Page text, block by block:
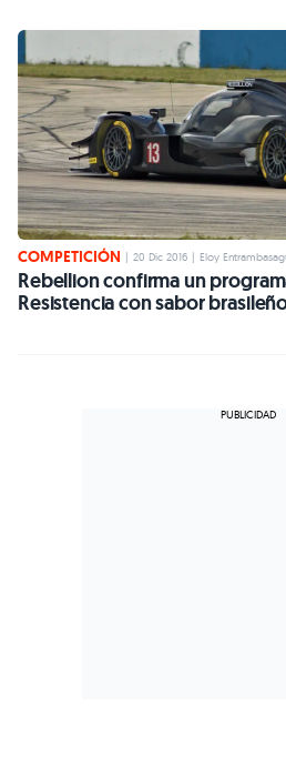
COMPETICIÓN | 20 Dic 2016 | Eloy
Rebellion confirma un
Resistencia con sabor